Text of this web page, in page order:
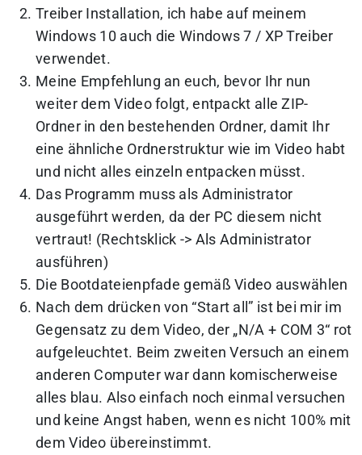
Treiber Installation, ich habe auf meinem
Windows 10 auch die Windows 7 / XP Treiber
verwendet.
Meine Empfehlung an euch, bevor Ihr nun
weiter dem Video folgt, entpackt alle ZIP-
Ordner in den bestehenden Ordner, damit Ihr
eine ähnliche Ordnerstruktur wie im Video habt
und nicht alles einzeln entpacken müsst.
Das Programm muss als Administrator
ausgeführt werden, da der PC diesem nicht
vertraut! (Rechtsklick -> Als Administrator
ausführen)
Die Bootdateienpfade gemäß Video auswählen
Nach dem drücken von “Start all” ist bei mir im
Gegensatz zu dem Video, der „N/A + COM 3“ rot
aufgeleuchtet. Beim zweiten Versuch an einem
anderen Computer war dann komischerweise
alles blau. Also einfach noch einmal versuchen
und keine Angst haben, wenn es nicht 100% mit
dem Video übereinstimmt.